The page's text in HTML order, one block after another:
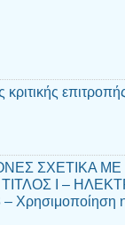
ΣΧΕΤΙΚΑ ΜΕ
Ι –